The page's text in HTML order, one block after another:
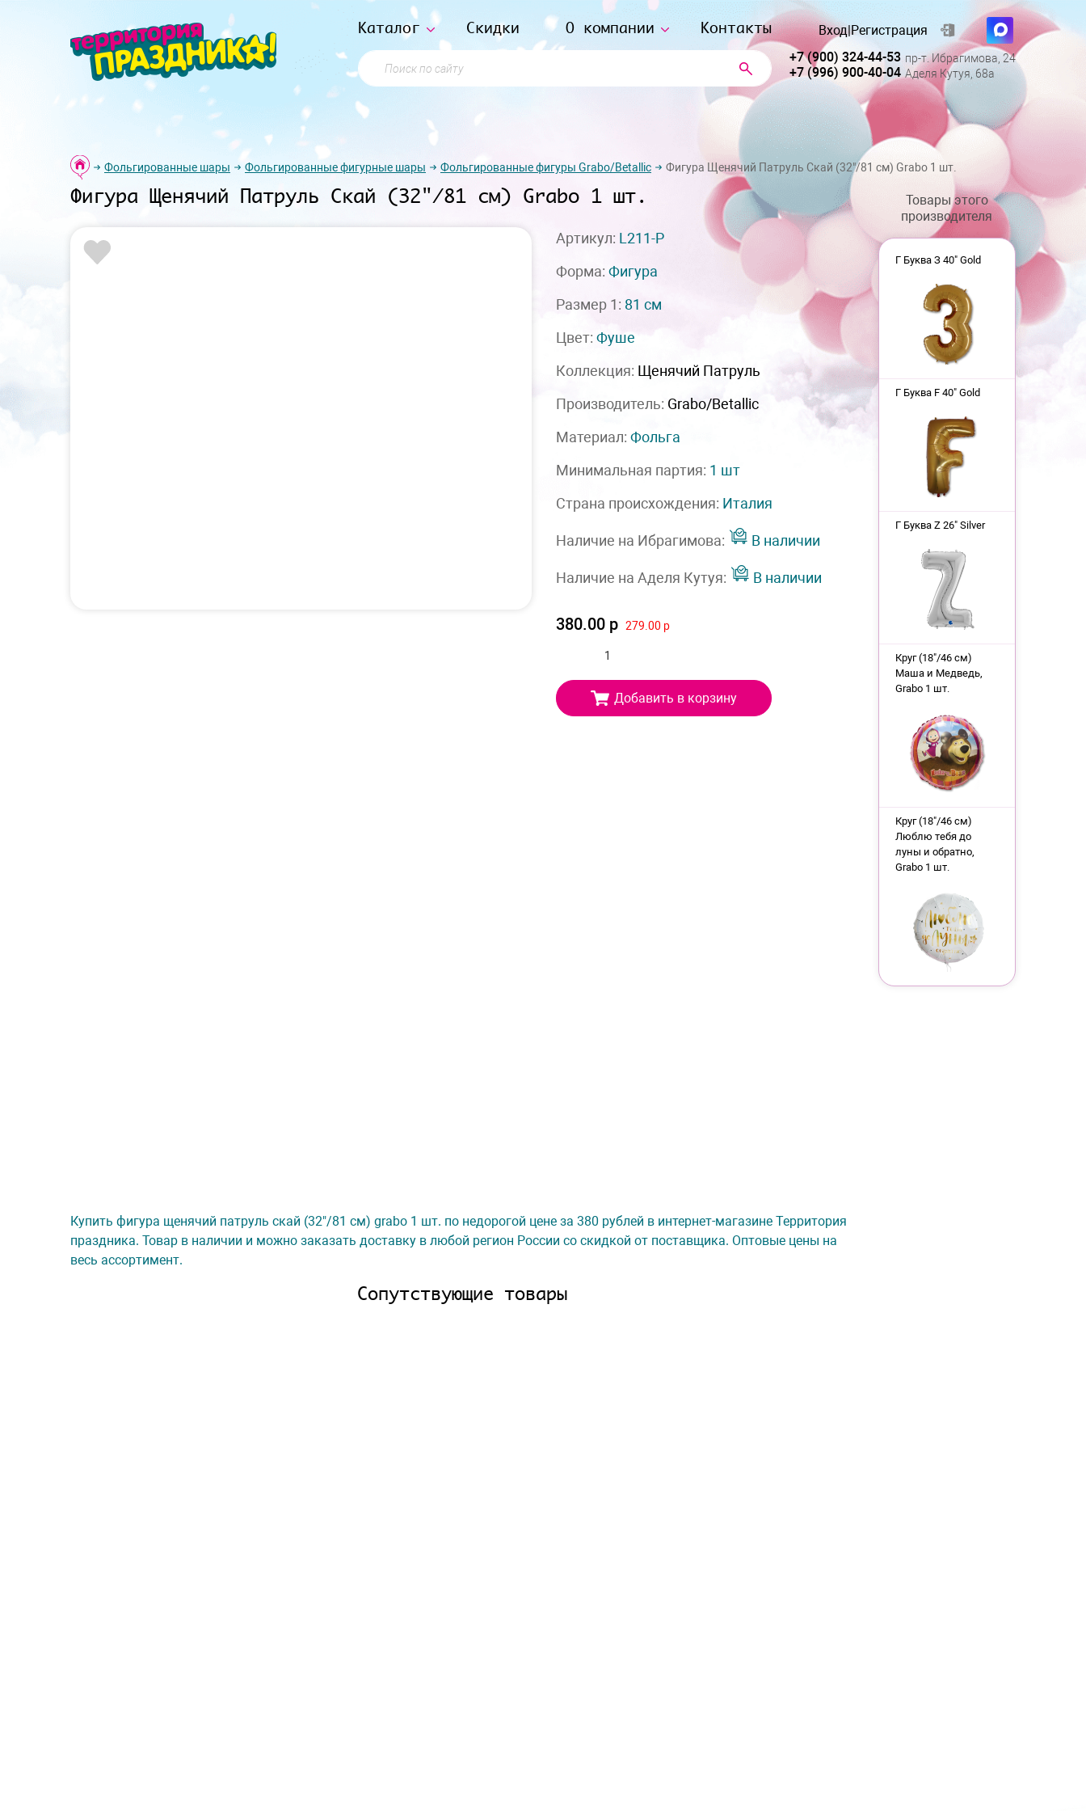
Каталог Скидки О компании Контакты
Поиск по сайту
Вход|Регистрация
+7 (900) 324-44-53 пр-т. Ибрагимова, 24
+7 (996) 900-40-04 Аделя Кутуя, 68а
Фольгированные шары Фольгированные фигурные шары Фольгированные фигуры Grabo/Betallic Фигура Щенячий Патруль Скай (32"/81 см) Grabo 1 шт.
Фигура Щенячий Патруль Скай (32"/81 см) Grabo 1 шт.
Артикул: L211-P
Форма: Фигура
Размер 1: 81 см
Цвет: Фуше
Коллекция: Щенячий Патруль
Производитель: Grabo/Betallic
Материал: Фольга
Минимальная партия: 1 шт
Страна происхождения: Италия
Наличие на Ибрагимова: В наличии
Наличие на Аделя Кутуя: В наличии
380.00 р 279.00 р
Добавить в корзину
Купить фигура щенячий патруль скай (32"/81 см) grabo 1 шт. по недорогой цене за 380 рублей в интернет-магазине Территория
праздника. Товар в наличии и можно заказать доставку в любой регион России со скидкой от поставщика. Оптовые цены на
весь ассортимент.
Сопутствующие товары
Товары этого
производителя
Г Буква З 40" Gold
Г Буква F 40" Gold
Г Буква Z 26" Silver
Круг (18"/46 см)
Маша и Медведь,
Grabo 1 шт.
Круг (18"/46 см)
Люблю тебя до
луны и обратно,
Grabo 1 шт.